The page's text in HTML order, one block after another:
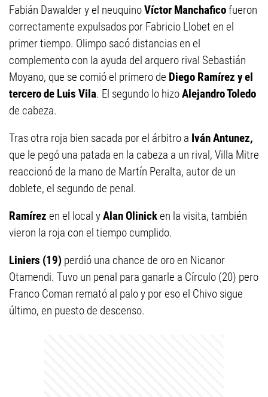
Fabián Dawalder y el neuquinoVíctor Manchaficofueron
correctamente expulsados por Fabricio Llobet en el
primer tiempo. Olimpo sacó distancias en el
complemento con la ayuda del arquero rival Sebastián
Moyano, que se comió el primero de Diego Ramírez y el
tercero de Luis Vila. El segundo lo hizoAlejandro Toledo
de cabeza.
Tras otra roja bien sacada por el árbitro a Iván Antunez,
que le pegó una patada en la cabeza a un rival, Villa Mitre
reaccionó de la mano de Martín Peralta, autor de un
doblete, el segundo de penal.
Ramírez en el local yAlan Olinicken la visita, también
vieron la roja con el tiempo cumplido.
Liniers (19) perdió una chance de oro en Nicanor
Otamendi. Tuvo un penal para ganarle a Círculo (20) pero
Franco Coman remató al palo y por eso el Chivo sigue
último, en puesto de descenso.